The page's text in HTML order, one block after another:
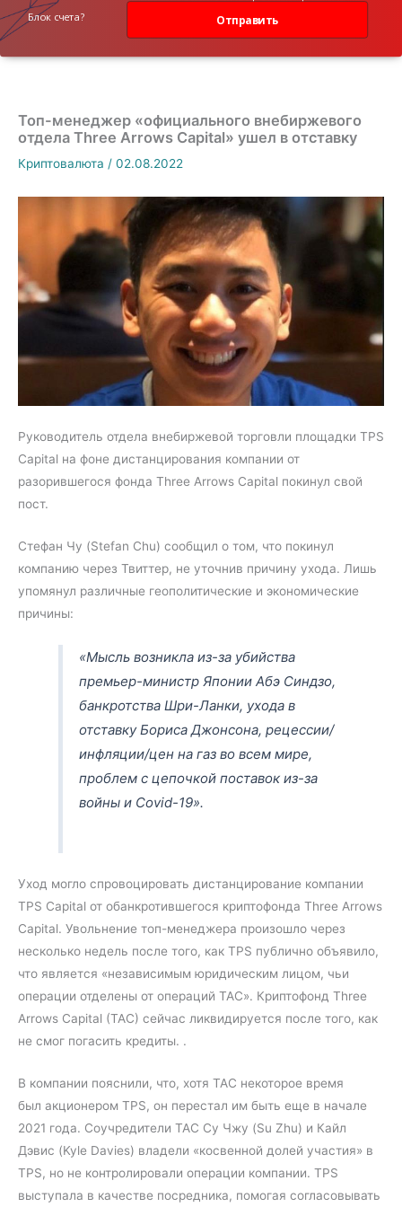
Блок счета? Отправить
Топ-менеджер «официального внебиржевого
отдела Three Arrows Capital» ушел в отставку
Криптовалюта / 02.08.2022
Руководитель отдела внебиржевой торговли площадки TPS
Capital на фоне дистанцирования компании от
разорившегося фонда Three Arrows Capital покинул свой
пост.
Стефан Чу (Stefan Chu) сообщил о том, что покинул
компанию через Твиттер, не уточнив причину ухода. Лишь
упомянул различные геополитические и экономические
причины:
«Мысль возникла из-за убийства
премьер-министр Японии Абэ Синдзо,
банкротства Шри-Ланки, ухода в
отставку Бориса Джонсона, рецессии/
инфляции/цен на газ во всем мире,
проблем с цепочкой поставок из-за
войны и Covid-19».
Уход могло спровоцировать дистанцирование компании
TPS Capital от обанкротившегося криптофонда Three Arrows
Capital. Увольнение топ-менеджера произошло через
несколько недель после того, как TPS публично объявило,
что является «независимым юридическим лицом, чьи
операции отделены от операций TAC». Криптофонд Three
Arrows Capital (TAC) сейчас ликвидируется после того, как
не смог погасить кредиты. .
В компании пояснили, что, хотя ТАС некоторое время
был акционером TPS, он перестал им быть еще в начале
2021 года. Соучредители TAC Су Чжу (Su Zhu) и Кайл
Дэвис (Kyle Davies) владели «косвенной долей участия» в
TPS, но не контролировали операции компании. TPS
выступала в качестве посредника, помогая согласовывать